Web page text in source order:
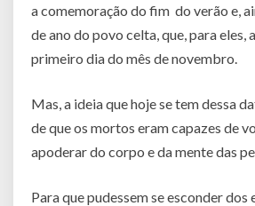
a comemoração do fim do verão e,
de ano do povo celta, que, para eles,
primeiro dia do mês de novembro.
Mas, a ideia que hoje se tem dessa
de que os mortos eram capazes de
apoderar do corpo e da mente das
Para que pudessem se esconder